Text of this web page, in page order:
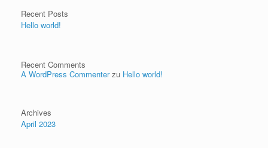
Recent Posts
Hello world!
Recent Comments
A WordPress Commenterzu Hello world!
Archives
April 2023